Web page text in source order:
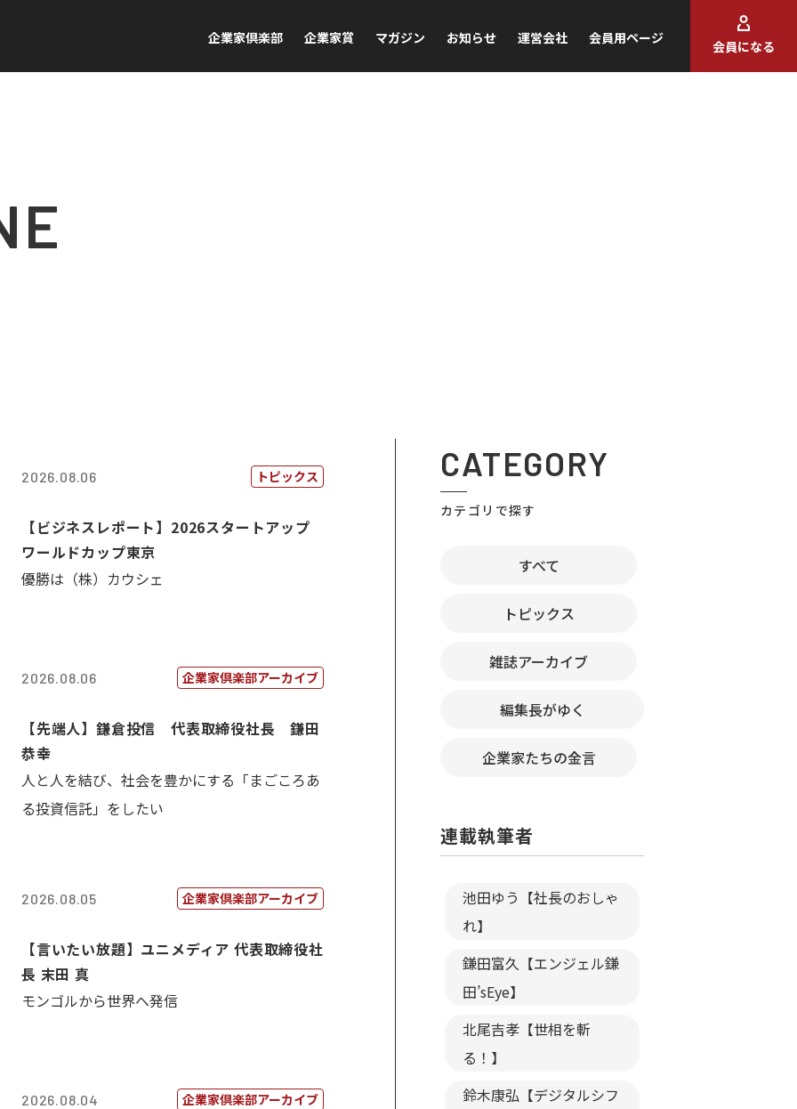
企業家倶楽部 企業家賞 マガジン お知らせ 運営会社 会員用ページ
会員になる
2026.08.06 トピックス
【ビジネスレポート】2026スタートアップ
ワールドカップ東京
優勝は（株）カウシェ
2026.08.06 企業家倶楽部アーカイブ
【先端人】鎌倉投信 代表取締役社長 鎌田
恭幸
人と人を結び、社会を豊かにする「まごころあ
る投資信託」をしたい
2026.08.05 企業家倶楽部アーカイブ
【言いたい放題】ユニメディア 代表取締役社
長 末田 真
モンゴルから世界へ発信
2026.08.04 企業家倶楽部アーカイブ
CATEGORY
カテゴリで探す
すべて
トピックス
雑誌アーカイブ
編集長がゆく
企業家たちの金言
連載執筆者
池田ゆう【社長のおしゃ
れ】
鎌田富久【エンジェル鎌
田’sEye】
北尾吉孝【世相を斬
る！】
鈴木康弘【デジタルシフ